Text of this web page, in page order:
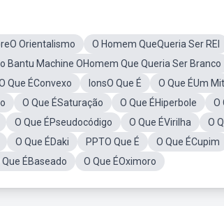
Orientalismo O Homem QueQueria Ser REI
Bantu Machine OHomem Que Queria Ser Branco
Que ÉConvexo IonsO Que É O Que ÉUm
O Que ÉSaturação O Que ÉHiperbole O
O Que ÉPseudocódigo O Que ÉVirilha O
O Que ÉDaki PPTO Que É O Que ÉCupim
Que ÉBaseado O Que ÉOximoro